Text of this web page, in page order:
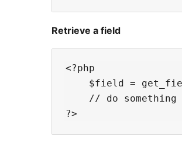
Retrieve a field
<?php
$field =
// do something